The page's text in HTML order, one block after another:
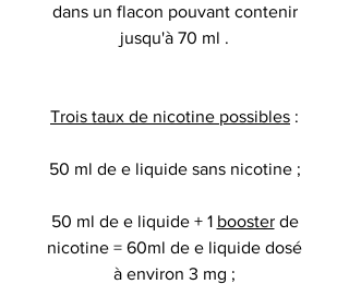
dans un flacon pouvant contenir
jusqu'à 70 ml .
Trois taux de nicotine possibles :
50 ml de e liquide sans nicotine ;
50 ml de e liquide + 1 boosterde
nicotine = 60ml de e liquide dosé
à environ 3 mg ;